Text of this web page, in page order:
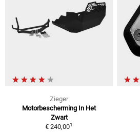
Zieger
Motorbescherming In Het
Zwart
€ 240,001